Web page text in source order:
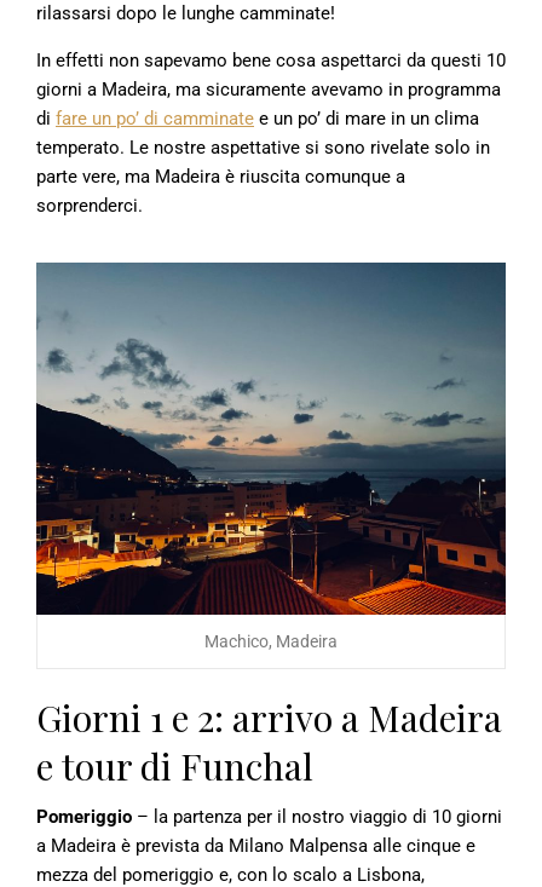
rilassarsi dopo le lunghe camminate!
In effetti non sapevamo bene cosa aspettarci da questi 10
giorni a Madeira, ma sicuramente avevamo in programma
di fare un po’ di camminate e un po’ di mare in un clima
temperato. Le nostre aspettative si sono rivelate solo in
parte vere, ma Madeira è riuscita comunque a
sorprenderci.
Machico, Madeira
Giorni 1 e 2: arrivo a Madeira
e tour di Funchal
Pomeriggio – la partenza per il nostro viaggio di 10 giorni
a Madeira è prevista da Milano Malpensa alle cinque e
mezza del pomeriggio e, con lo scalo a Lisbona,